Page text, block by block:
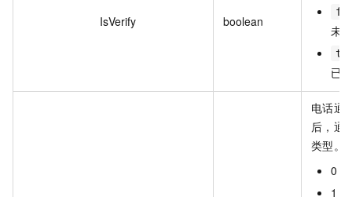
IsVerify boolean
未
已
电话通
后，通
类型。
0：
1：